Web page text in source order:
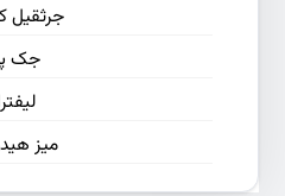
جرثقیل
جک
میز